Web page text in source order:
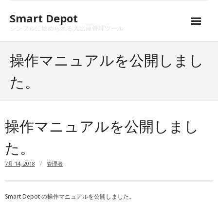
contentSmart Depot
シンプルに始められる入出庫管理ツール
サポート
お問い合わせ
操作マニュアル
操作マニュアルを公開しまし
た。
操作マニュアルを公開しまし
た。
7月 14, 2018 管理者
Smart Depot の操作マニュアルを公開しました。